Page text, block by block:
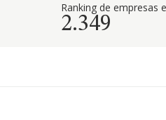
Ranking de empresas
2.349